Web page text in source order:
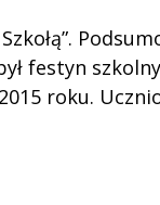
festyn
roku.